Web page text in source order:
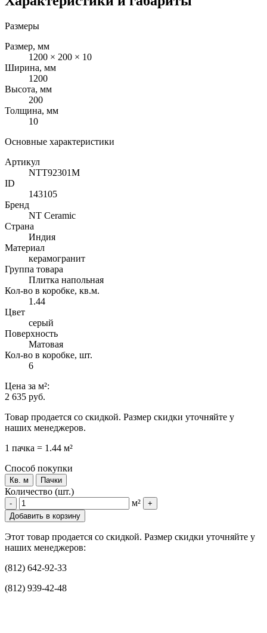
Размеры
Размер, мм
1200 × 200 × 10
Ширина, мм
1200
Высота, мм
200
Толщина, мм
10
Основные характеристики
Артикул
NTT92301M
ID
143105
Бренд
NT Ceramic
Страна
Индия
Материал
керамогранит
Группа товара
Плитка напольная
Кол-во в коробке, кв.м.
1.44
Цвет
серый
Поверхность
Матовая
Кол-во в коробке, шт.
6
Цена за м²:
2 635 руб.
Товар продается со скидкой. Размер скидки уточняйте у
наших менеджеров.
1 пачка = 1.44 м²
Способ покупки
Кв. м Пачки
Количество (шт.)
- м²
+
Добавить в корзину
Этот товар продается со скидкой. Размер скидки уточняйте у
наших менеджеров:
(812) 642-92-33
(812) 939-42-48